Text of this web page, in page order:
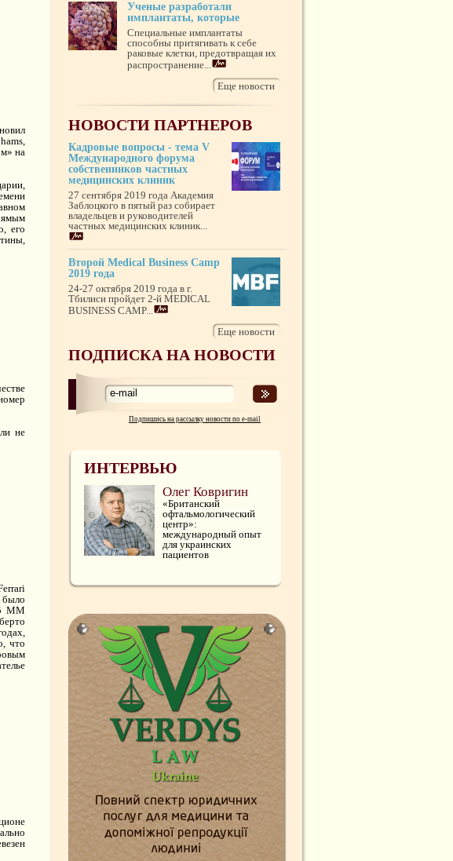
на
его
не
было
MM
что
Ученые разработали
имплантаты, которые
Специальные имплантаты
способны притягивать к себе
раковые клетки, предотвращая их
распространение...
Еще новости
НОВОСТИ ПАРТНЕРОВ
Кадровые вопросы - тема V
Международного форума
собственников частных
медицинских клиник
27 сентября 2019 года Академия
Заблоцкого в пятый раз собирает
владельцев и руководителей
частных медицинских клиник...
Второй Medical Business Camp
2019 года
24-27 октября 2019 года в г.
Тбилиси пройдет 2-й MEDICAL
BUSINESS CAMP...
Еще новости
ПОДПИСКА НА НОВОСТИ
Подпишись на рассылку новости по e-mail
ИНТЕРВЬЮ
Олег Ковригин
«Британский
офтальмологический
центр»:
международный опыт
для украинских
пациентов